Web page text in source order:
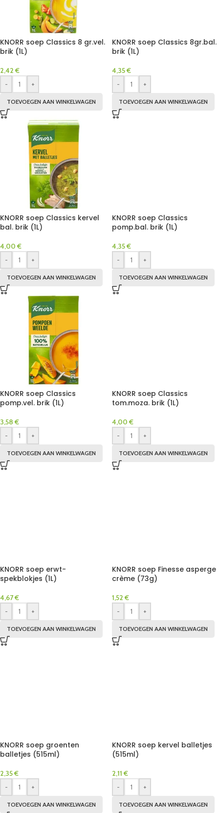
KNORR soep Classics 8 gr.vel.
brik (1L)
2,42 €
-
+
TOEVOEGEN AAN WINKELWAGEN
KNORR soep Classics 8gr.bal.
brik (1L)
4,35€
-
+
TOEVOEGEN AAN WINKELWAGEN
KNORR soep Classics kervel
bal. brik (1L)
4,00 €
-
+
TOEVOEGEN AAN WINKELWAGEN
KNORR soep Classics
pomp.bal. brik (1L)
4,35€
-
+
TOEVOEGEN AAN WINKELWAGEN
KNORR soep Classics
pomp.vel. brik (1L)
3,58 €
-
+
TOEVOEGEN AAN WINKELWAGEN
KNORR soep Classics
tom.moza. brik (1L)
4,00 €
-
+
TOEVOEGEN AAN WINKELWAGEN
KNORR soep erwt-
spekblokjes (1L)
4,67€
-
+
TOEVOEGEN AAN WINKELWAGEN
KNORR soep Finesse asperge
crème (73g)
1,52 €
-
+
TOEVOEGEN AAN WINKELWAGEN
KNORR soep groenten
balletjes (515ml)
2,35€
-
+
TOEVOEGEN AAN WINKELWAGEN
KNORR soep kervel balletjes
(515ml)
2,11 €
-
+
TOEVOEGEN AAN WINKELWAGEN